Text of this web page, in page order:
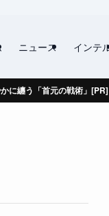
ニュース インテ
に纏う「首元の戦術」[PR]